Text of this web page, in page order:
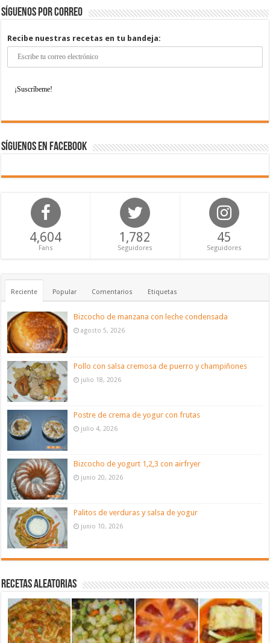
Síguenos por correo
Recibe nuestras recetas en tu bandeja:
Síguenos en Facebook
4,604
Fans
1,782
Seguidores
45
Seguidores
Reciente Popular Comentarios Etiquetas
Bizcocho de manzana con leche condensada
agosto 5, 2026
Pollo con salsa cremosa de puerro y champiñones
julio 18, 2026
Postre de crema de yogur con frutas
julio 4, 2026
Bizcocho de yogurt 1,2,3 con airfryer
junio 20, 2026
Palitos de verduras y salsa de yogur
junio 10, 2026
Recetas aleatorias